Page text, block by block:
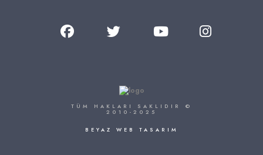
TÜM HAKLARI SAKLIDIR ©
2010-2025
BEYAZ WEB TASARIM